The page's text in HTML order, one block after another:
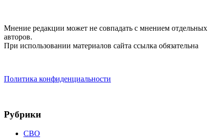
Мнение редакции может не совпадать с мнением отдельных
авторов.
При использовании материалов сайта ссылка обязательна
Политика конфиденциальности
Рубрики
СВО